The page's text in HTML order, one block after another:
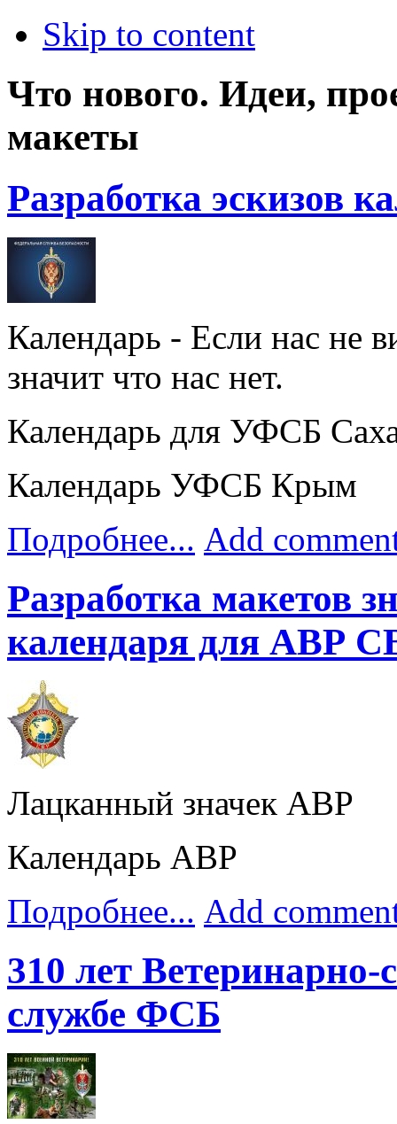
Skip to content
Что нового. Идеи,
макеты
Разработка эскизов
Календарь - Если нас не
значит что нас нет.
Календарь для УФСБ
Календарь УФСБ Крым
Подробнее... Add
Разработка макетов
календаря для АВР
Лацканный значек АВР
Календарь АВР
Подробнее... Add
310 лет Ветеринарно-
службе ФСБ